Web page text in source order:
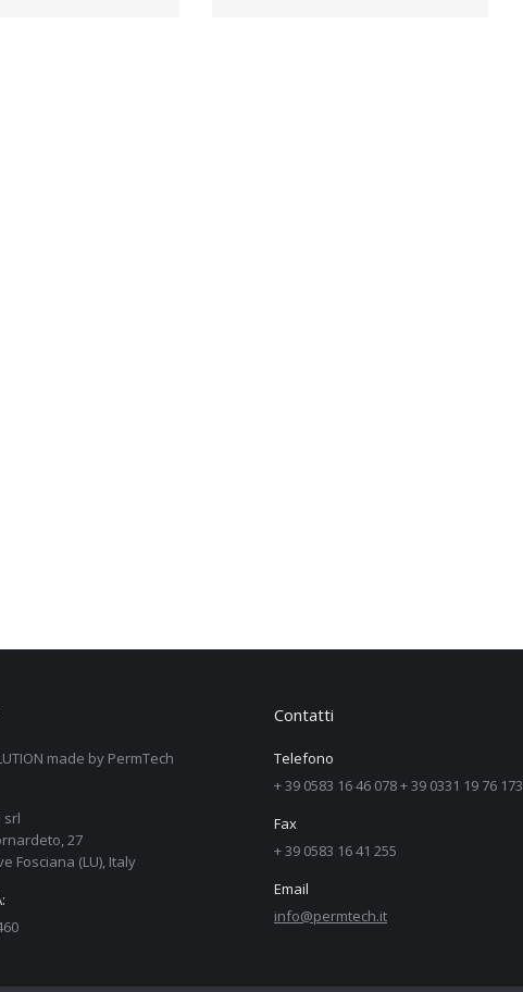
made by PermTech
srl
27
Fosciana (LU), Italy
Contatti
Telefono
+ 39 0583 16 46 078 + 39 0331 19 76 173
Fax
+ 39 0583 16 41 255
Email
info@permtech.it